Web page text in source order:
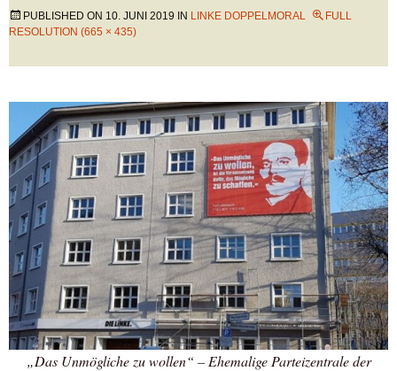
PUBLISHED ON 10. JUNI 2019 IN LINKE DOPPELMORAL
FULL
RESOLUTION (665 × 435)
„Das Unmögliche zu wollen“ – Ehemalige Parteizentrale der